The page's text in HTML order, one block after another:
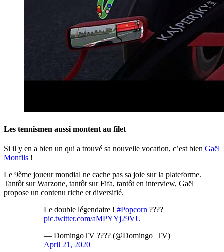
Les tennismen aussi montent au filet
Si il y en a bien un qui a trouvé sa nouvelle vocation, c’est bien Gaël
Monfils !
Le 9ème joueur mondial ne cache pas sa joie sur la plateforme.
Tantôt sur Warzone, tantôt sur Fifa, tantôt en interview, Gaël
propose un contenu riche et diversifié.
Le double légendaire ! #Popcorn ????
pic.twitter.com/aMPYYj29VU
— DomingoTV ???? (@Domingo_TV)
April 21, 2020